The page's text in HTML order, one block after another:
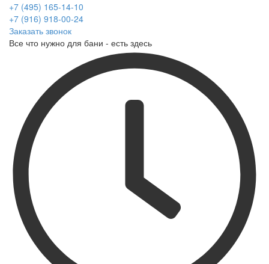
+7 (495) 165-14-10
+7 (916) 918-00-24
Заказать звонок
Все что нужно для бани - есть здесь